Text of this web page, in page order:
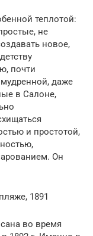
теплотой:
не
новое,
почти
даже
в Салоне,
и простотой,
Он
1891
во время